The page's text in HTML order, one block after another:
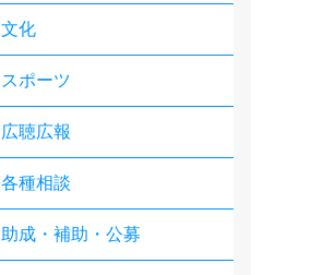
文化
スポーツ
広聴広報
各種相談
助成・補助・公募